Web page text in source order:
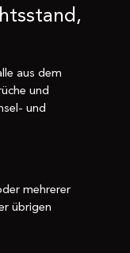
aus dem
und
und
mehrerer
übrigen